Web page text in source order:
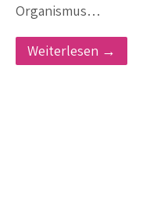
Organismus…
Weiterlesen →